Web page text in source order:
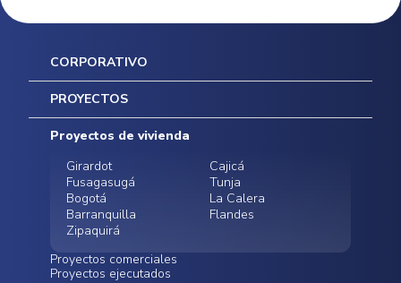
CORPORATIVO
Inicio
Mapa del sitio
Postventas
Contratación Directa
Noticias
PROYECTOS
Proyectos de vivienda
Girardot
Cajicá
Fusagasugá
Tunja
Bogotá
La Calera
Barranquilla
Flandes
Zipaquirá
Proyectos comerciales
Proyectos ejecutados